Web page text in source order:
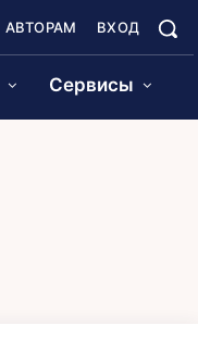
АВТОРАМ ВХОД
Сервисы